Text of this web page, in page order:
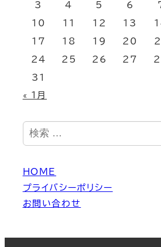
3 4 5 6
10 11 12 13
17 18 19 20
24 25 26 27
31
« 1月
検
索
HOME
プライバシーポリシー
お問い合わせ